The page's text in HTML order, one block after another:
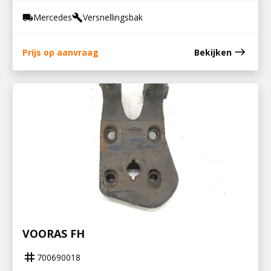
local_shippingMercedesbuildVersnellingsbak
Prijs op aanvraag Bekijken east
STEUN V STABILISATOR EN LUCHTBALG
VOORAS FH
tag 700690018